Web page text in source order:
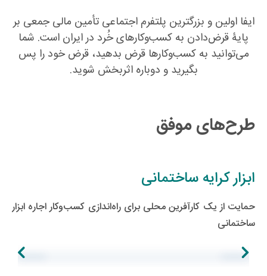
ایفا اولین و بزرگترین پلتفرم اجتماعی تأمین مالی جمعی بر
پایۀ قرض‌دادن به کسب‌وکارهای خُرد در ایران است. شما
می‌توانید به کسب‌وکارها قرض بدهید، قرض خود را پس
بگیرید و دوباره اثربخش شوید.
طرح‌های موفق
ابزار کرایه ساختمانی
حمایت از یک کارآفرین محلی برای راه‌اندازی کسب‌وکار اجاره ابزار
ساختمانی
ابزار کرایه ساختمانی درست